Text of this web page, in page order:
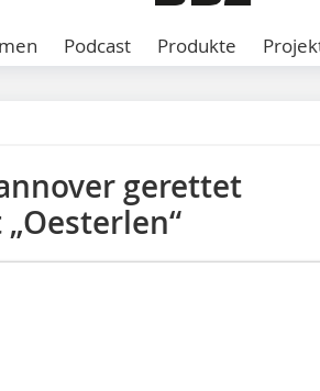
Podcast Produkte
gerettet